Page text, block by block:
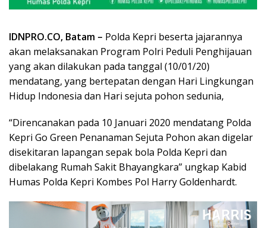
IDNPRO.CO, Batam – Polda Kepri beserta jajarannya
akan melaksanakan Program Polri Peduli Penghijauan
yang akan dilakukan pada tanggal (10/01/20)
mendatang, yang bertepatan dengan Hari Lingkungan
Hidup Indonesia dan Hari sejuta pohon sedunia,
“Direncanakan pada 10 Januari 2020 mendatang Polda
Kepri Go Green Penanaman Sejuta Pohon akan digelar
disekitaran lapangan sepak bola Polda Kepri dan
dibelakang Rumah Sakit Bhayangkara” ungkap Kabid
Humas Polda Kepri Kombes Pol Harry Goldenhardt.